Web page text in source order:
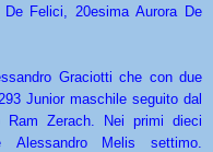
Felici, 20esima Aurora De
Graciotti che con due
Junior maschile seguito dal
Ram Zerach. Nei primi dieci
Melis settimo.